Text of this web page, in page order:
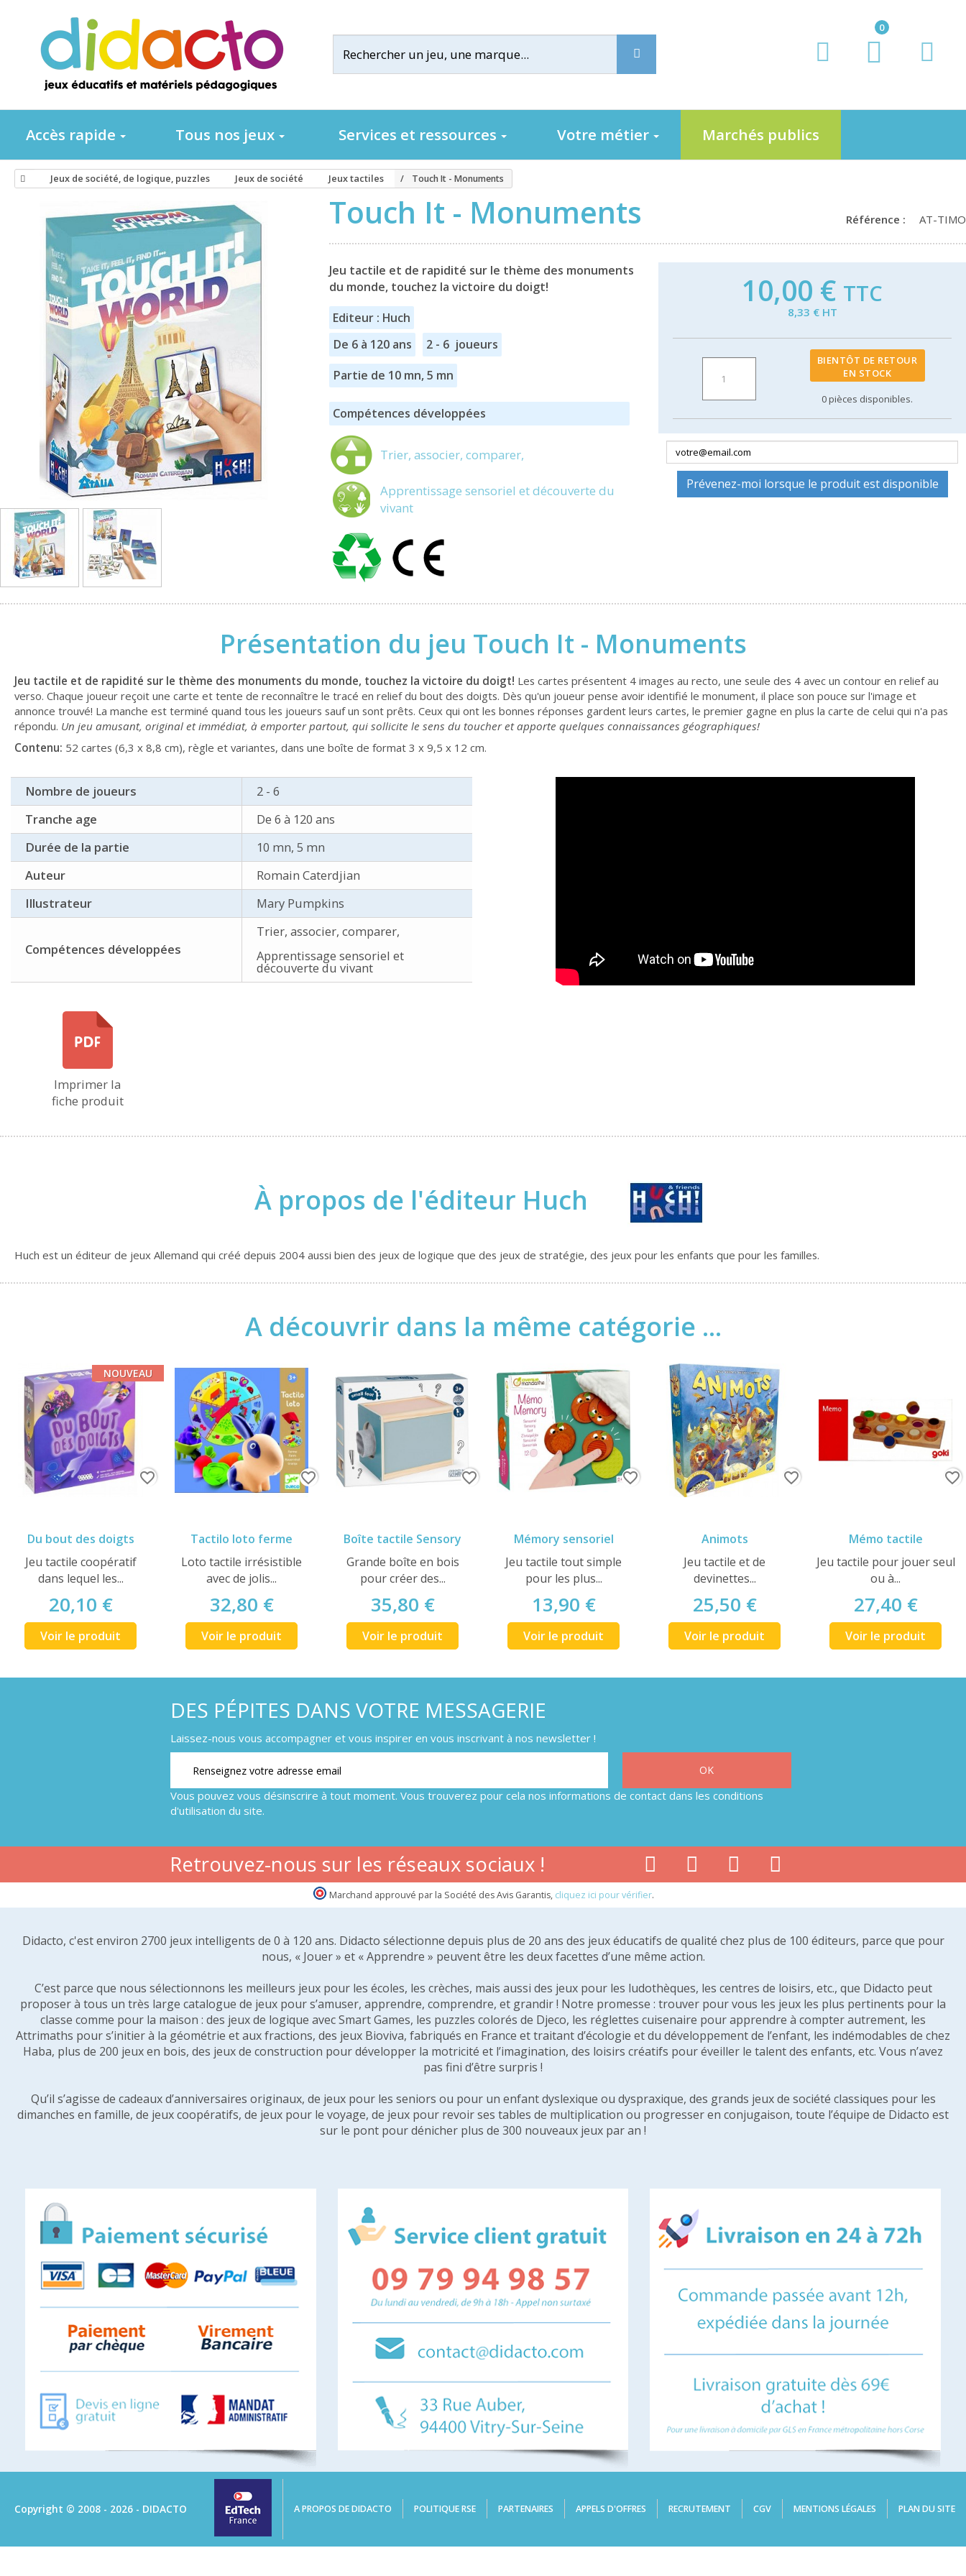
0
Accès rapide Tous nos jeux Services et ressources Votre métier Marchés publics
Jeux de société, de logique, puzzles Jeux de société Jeux tactiles Touch It - Monuments
Touch It - Monuments Référence : AT-TIMO
Jeu tactile et de rapidité sur le thème des monuments
du monde, touchez la victoire du doigt!
Editeur : Huch
De 6 à 120 ans
2 - 6 joueurs
Partie de 10 mn, 5 mn
Compétences développées
Trier, associer, comparer,
Apprentissage sensoriel et découverte du
vivant
10,00 € TTC
8,33 € HT
BIENTÔT DE RETOUR
EN STOCK
0pièces disponibles.
Prévenez-moi lorsque le produit est disponible
Présentation du jeu Touch It - Monuments
Jeu tactile et de rapidité sur le thème des monuments du monde, touchez la victoire du doigt! Les cartes présentent 4 images au recto, une seule des 4 avec un contour en relief au
verso. Chaque joueur reçoit une carte et tente de reconnaître le tracé en relief du bout des doigts. Dès qu'un joueur pense avoir identifié le monument, il place son pouce sur l'image et
annonce trouvé! La manche est terminé quand tous les joueurs sauf un sont prêts. Ceux qui ont les bonnes réponses gardent leurs cartes, le premier gagne en plus la carte de celui qui n'a pas
répondu. Un jeu amusant, original et immédiat, à emporter partout, qui sollicite le sens du toucher et apporte quelques connaissances géographiques!
Contenu: 52 cartes (6,3 x 8,8 cm), règle et variantes, dans une boîte de format 3 x 9,5 x 12 cm.
Nombre de joueurs
2 - 6
Tranche age
De 6 à 120 ans
Durée de la partie
10 mn, 5 mn
Auteur
Romain Caterdjian
Illustrateur
Mary Pumpkins
Compétences développées
Trier, associer, comparer,
Apprentissage sensoriel et
découverte du vivant
Imprimer la
fiche produit
À propos de l'éditeur Huch
Huch est un éditeur de jeux Allemand qui créé depuis 2004 aussi bien des jeux de logique que des jeux de stratégie, des jeux pour les enfants que pour les familles.
A découvrir dans la même catégorie ...
Du bout des doigts
Jeu tactile coopératif
dans lequel les...
20,10 €
Voir le produit
NOUVEAU
favorite_border
Tactilo loto ferme
Loto tactile irrésistible
avec de jolis...
32,80 €
Voir le produit
favorite_border
Boîte tactile Sensory
Grande boîte en bois
pour créer des...
35,80 €
Voir le produit
favorite_border
Mémory sensoriel
Jeu tactile tout simple
pour les plus...
13,90 €
Voir le produit
favorite_border
Animots
Jeu tactile et de
devinettes...
25,50 €
Voir le produit
favorite_border
Mémo tactile
Jeu tactile pour jouer seul
ou à...
27,40 €
Voir le produit
favorite_border
DES PÉPITES DANS VOTRE MESSAGERIE
Laissez-nous vous accompagner et vous inspirer en vous inscrivant à nos newsletter !
Vous pouvez vous désinscrire à tout moment. Vous trouverez pour cela nos informations de contact dans les conditions
d'utilisation du site.
Retrouvez-nous sur les réseaux sociaux !
Marchand approuvé par la Société des Avis Garantis, cliquez ici pour vérifier.
Didacto, c'est environ 2700 jeux intelligents de 0 à 120 ans. Didacto sélectionne depuis plus de 20 ans des jeux éducatifs de qualité chez plus de 100 éditeurs, parce que pour
nous, « Jouer » et « Apprendre » peuvent être les deux facettes d’une même action.
C’est parce que nous sélectionnons les meilleurs jeux pour les écoles, les crèches, mais aussi des jeux pour les ludothèques, les centres de loisirs, etc., que Didacto peut
proposer à tous un très large catalogue de jeux pour s’amuser, apprendre, comprendre, et grandir ! Notre promesse : trouver pour vous les jeux les plus pertinents pour la
classe comme pour la maison : des jeux de logique avec Smart Games, les puzzles colorés de Djeco, les réglettes cuisenaire pour apprendre à compter autrement, les
Attrimaths pour s’initier à la géométrie et aux fractions, des jeux Bioviva, fabriqués en France et traitant d’écologie et du développement de l’enfant, les indémodables de chez
Haba, plus de 200 jeux en bois, des jeux de construction pour développer la motricité et l’imagination, des loisirs créatifs pour éveiller le talent des enfants, etc. Vous n’avez
pas fini d’être surpris !
Qu’il s’agisse de cadeaux d’anniversaires originaux, de jeux pour les seniors ou pour un enfant dyslexique ou dyspraxique, des grands jeux de société classiques pour les
dimanches en famille, de jeux coopératifs, de jeux pour le voyage, de jeux pour revoir ses tables de multiplication ou progresser en conjugaison, toute l’équipe de Didacto est
sur le pont pour dénicher plus de 300 nouveaux jeux par an !
Copyright © 2008 - 2026 - DIDACTO A PROPOS DE DIDACTO POLITIQUE RSE PARTENAIRES APPELS D'OFFRES RECRUTEMENT CGV MENTIONS LÉGALES PLAN DU SITE